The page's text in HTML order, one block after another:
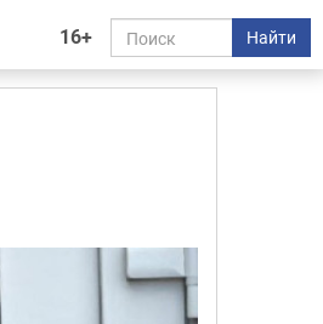
16+ Найти